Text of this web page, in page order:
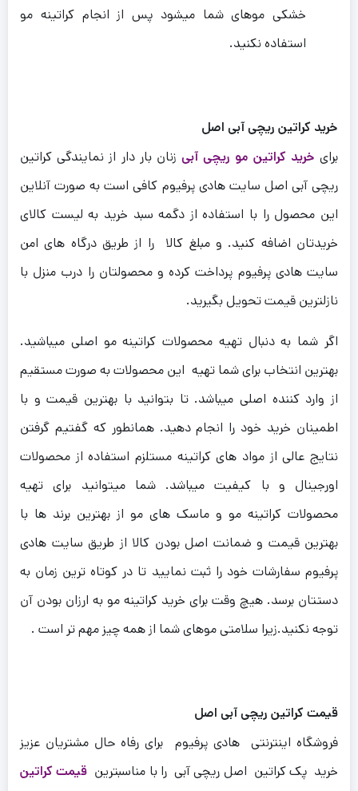
خشکی موهای شما میشود پس از انجام کراتینه مو
استفاده نکنید.
خرید کراتین ریچی آبی اصل
برای خرید کراتین مو ریچی آبی زنان بار دار از نمایندگی کراتین
ریچی آبی اصل سایت هادی پرفیوم کافی است به صورت آنلاین
این محصول را با استفاده از دگمه سبد خرید به لیست کالای
خریدتان اضافه کنید. و مبلغ کالا را از طریق درگاه های امن
سایت هادی پرفیوم پرداخت کرده و محصولتان را درب منزل با
نازلترین قیمت تحویل بگیرید.
اگر شما به دنبال تهیه محصولات کراتینه مو اصلی میباشید.
بهترین انتخاب برای شما تهیه این محصولات به صورت مستقیم
از وارد کننده اصلی میباشد. تا بتوانید با بهترین قیمت و با
اطمینان خرید خود را انجام دهید. همانطور که گفتیم گرفتن
نتایج عالی از مواد های کراتینه مستلزم استفاده از محصولات
اورجینال و با کیفیت میباشد. شما میتوانید برای تهیه
محصولات کراتینه مو و ماسک های مو از بهترین برند ها با
بهترین قیمت و ضمانت اصل بودن کالا از طریق سایت هادی
پرفیوم سفارشات خود را ثبت نمایید تا در کوتاه ترین زمان به
دستتان برسد. هیچ وقت برای خرید کراتینه مو به ارزان بودن آن
توجه نکنید.زیرا سلامتی موهای شما از همه چیز مهم تر است .
قیمت کراتین ریچی آبی اصل
فروشگاه اینترنتی هادی پرفیوم برای رفاه حال مشتریان عزیز
خرید پک کراتین اصل ریچی آبی را با مناسبترین قیمت کراتین